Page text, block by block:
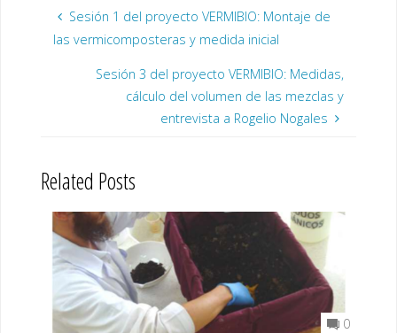
Sesión 1 del proyecto VERMIBIO: Montaje de
las vermicomposteras y medida inicial
Sesión 3 del proyecto VERMIBIO: Medidas,
cálculo del volumen de las mezclas y
entrevista a Rogelio Nogales
Related Posts
0